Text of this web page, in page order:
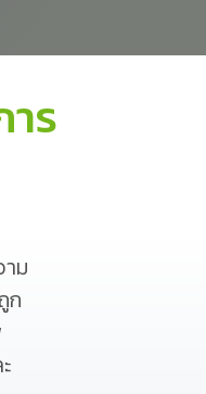
ร
ม
ก